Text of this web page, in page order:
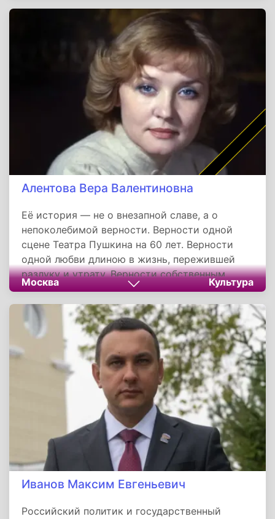
лучших вузов мира QS WUR и THE WUR...
Алентова Вера Валентиновна
Её история — не о внезапной славе, а о
непоколебимой верности. Верности одной
сцене Театра Пушкина на 60 лет. Верности
одной любви длиною в жизнь, пережившей
разлуку и утрату. Верности собственным
принципам в искусстве, за которые порой
приходилось платить одиночеством. Её путь к
всенародной любви занял 15 лет, но когда он
случился, это был не просто успех. Роль
Катерины Тихомировой в «Москве слезам не
верит» сделала Веру Алентову символом
поколения.
Москва Культура
Иванов Максим Евгеньевич
Российский политик и государственный